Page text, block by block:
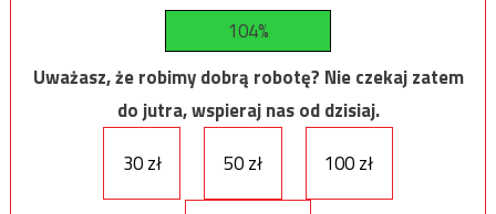
104%
Uważasz, że robimy dobrą robotę? Nie czekaj zatem
do jutra, wspieraj nas od dzisiaj.
30 zł
50 zł 100 zł